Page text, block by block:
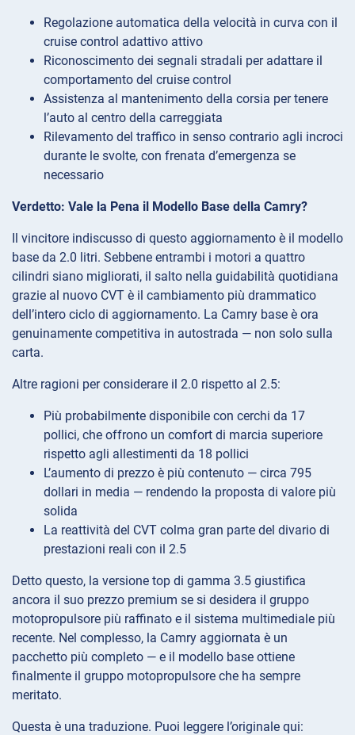
Regolazione automatica della velocità in curva con il
cruise control adattivo attivo
Riconoscimento dei segnali stradali per adattare il
comportamento del cruise control
Assistenza al mantenimento della corsia per tenere
l’auto al centro della carreggiata
Rilevamento del traffico in senso contrario agli incroci
durante le svolte, con frenata d’emergenza se
necessario
Verdetto: Vale la Pena il Modello Base della Camry?
Il vincitore indiscusso di questo aggiornamento è il modello
base da 2.0 litri. Sebbene entrambi i motori a quattro
cilindri siano migliorati, il salto nella guidabilità quotidiana
grazie al nuovo CVT è il cambiamento più drammatico
dell’intero ciclo di aggiornamento. La Camry base è ora
genuinamente competitiva in autostrada — non solo sulla
carta.
Altre ragioni per considerare il 2.0 rispetto al 2.5:
Più probabilmente disponibile con cerchi da 17
pollici, che offrono un comfort di marcia superiore
rispetto agli allestimenti da 18 pollici
L’aumento di prezzo è più contenuto — circa 795
dollari in media — rendendo la proposta di valore più
solida
La reattività del CVT colma gran parte del divario di
prestazioni reali con il 2.5
Detto questo, la versione top di gamma 3.5 giustifica
ancora il suo prezzo premium se si desidera il gruppo
motopropulsore più raffinato e il sistema multimediale più
recente. Nel complesso, la Camry aggiornata è un
pacchetto più completo — e il modello base ottiene
finalmente il gruppo motopropulsore che ha sempre
meritato.
Questa è una traduzione. Puoi leggere l’originale qui: